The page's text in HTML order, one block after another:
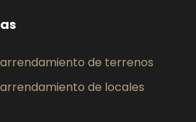
de terrenos
de locales